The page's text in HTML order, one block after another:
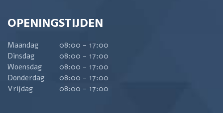
OPENINGSTIJDEN
Maandag
08:00 - 17:00
Dinsdag
08:00 - 17:00
Woensdag
08:00 - 17:00
Donderdag
08:00 - 17:00
Vrijdag
08:00 - 17:00